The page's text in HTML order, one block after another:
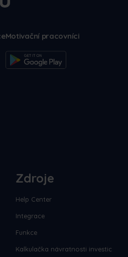
Motivační pracovníci
Zdroje
Help Center
Integrace
Funkce
Kalkulačka návratnosti investic